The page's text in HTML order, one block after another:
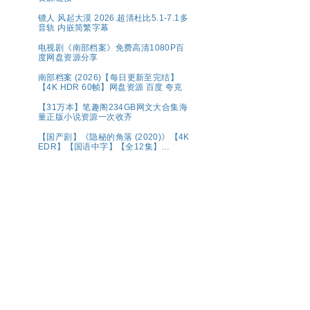
镖人 风起大漠 2026.超清杜比5.1-7.1多
音轨 内嵌简繁字幕
电视剧《南部档案》免费高清1080P百
度网盘资源分享
南部档案 (2026)【每日更新至完结】
【4K HDR 60帧】网盘资源 百度 夸克
【31万本】笔趣阁234GB网文大合集海
量正版小说资源一次收齐
【国产剧】《隐秘的角落 (2020)》【4K
EDR】【国语中字】【全12集】